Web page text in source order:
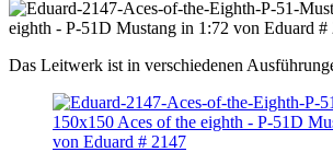
Das Leitwerk ist in verschiedenen